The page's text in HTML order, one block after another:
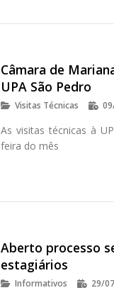
Câmara de
UPA São Pedro
Visitas Técnicas
As visitas técnicas à
feira do mês
Aberto processo
estagiários
Informativos 29/